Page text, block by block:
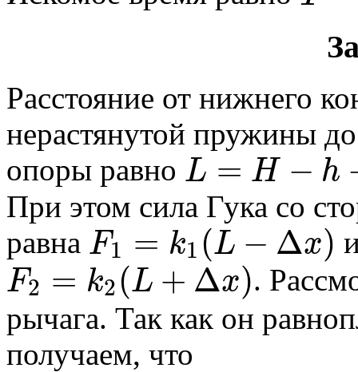
Расстояние от нижнего
нерастянутой пружины
опоры равно L = H − h
При этом сила Гука со
равна F1 = k1(L − Δx)
F2 = k2(L +Δx).
рычага. Так как он
получаем, что